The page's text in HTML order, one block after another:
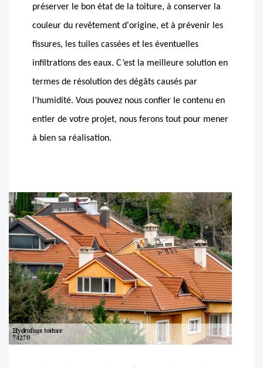
préserver le bon état de la toiture, à conserver la
couleur du revêtement d'origine, et à prévenir les
fissures, les tuiles cassées et les éventuelles
infiltrations des eaux. C’est la meilleure solution en
termes de résolution des dégâts causés par
l’humidité. Vous pouvez nous confier le contenu en
entier de votre projet, nous ferons tout pour mener
à bien sa réalisation.